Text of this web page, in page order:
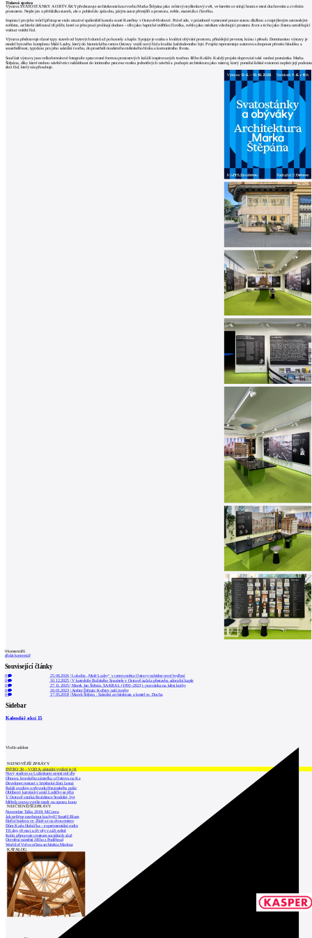
Tisková zpráva
Výstava SVATOSTÁNKY A OBÝVÁKY představuje architektonickou tvorbu Marka Štěpána jako celistvý myšlenkový svět, ve kterém se stírají hranice mezi duchovním a civilním
prostorem. Nejde jen o přehlídku staveb, ale o pohled do způsobu, jakým autor přemýšlí o prostoru, světle, materiálu i člověku.
Inspirací pro jeho tvůrčí přístup se stalo mrazivé spáleniště kostela svaté Kateřiny v Ostravě-Hrabové. Právě zde, v prázdnotě vymezené pouze starou dlažbou a rozptýleným ostravským
světlem, architekt definoval tři pilíře, které se jeho prací prolínají dodnes – tělo jako haptické měřítko člověka, světlo jako médium vdechující prostoru život a ticho jako čistota umožňující
vnímat vnitřní řád.
Výstava představuje různé typy staveb od bytových domů až po kostely a kaple. Spojuje je snaha o kvalitní obývání prostoru, přinášející pevnost, krásu i přesah. Dominantou výstavy je
model bytového komplexu Malé Lauby, který do historického centra Ostravy vnáší nový řád a kvalitu každodenního bytí. Projekt reprezentuje autorovu schopnost přenést hloubku a
soustředěnost, typickou pro jeho sakrální tvorbu, do prostředí moderního městského bloku a komunitního života.
Součástí výstavy jsou velkoformátové fotografie zpracované formou prostorových koláží inspirovaných tvorbou Jiřího Koláře. Každý projekt doprovází také osobní poznámka Marka
Štěpána, díky které mohou návštěvníci nahlédnout do intimního procesu vzniku jednotlivých návrhů a pochopit architekturu jako nástroj, který pomáhá lidské existenci naplnit její podstatu
skrz řád, který nás přesahuje.
0komentářů
přidat komentář
Související články
0 25.06.2026 |Lokalita „Malé Lauby“ v centru města Ostravy nabídne nové bydlení
0
10.12.2025 |V katedrále Božského Spasitele v Ostravě začala přestavba adorační kaple
0
27.11.2025| Marek Jan Štěpán. SAKRAL (1991–2021) - pozvánka na křest knihy
0
10.01.2023 | Atelier Štěpán: Kořeny naší tvorby
0 17.05.2018 |Marek Štěpán : Sakrální architektura a kostel sv. Ducha
Sidebar
Kalendář akcí 15
Vložit událost
NEJNOVĚJŠÍ ZPRÁVY
INTRO 30 – VODA: aktuální vydání je již
Nový stadion za Lužánkami nesmí mít dle
Obnova loveckého zámečku u Ostrova na Ka
Developer postaví v brněnské části Lesná
Babiš uvažuje o převodu Hrzánského palác
Oblíbený karvinský areál Lodičky se přip
V Ostravě vzniká Rezidence Stodolní, byt
Mělník znovu vypíše tendr na opravu koup
NEJČTENĚJŠÍ ZPRÁVY
November Talks 2018: M.Corea
Jak nejlépe navrhnout kuchyň? Soutěž Blum
Hořící budova ve Zlíně se na dvou místec
Dům Karla Hubáčka – experimentální rodin
Tři dny, tři noci a tři vily v záři světel
Kolín připravuje centrum sociálních služ
Otevření náměstí Jiřího z Poděbrad
World of Volvo očima architekta Martina
KATALOG